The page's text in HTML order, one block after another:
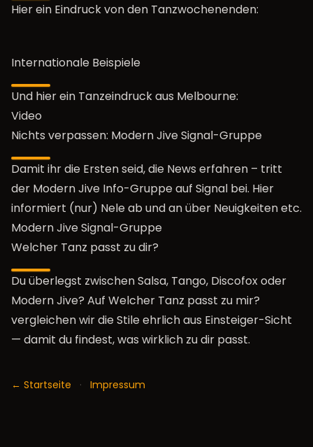
Hier ein Eindruck von den Tanzwochenenden:
Internationale Beispiele
Und hier ein Tanzeindruck aus Melbourne:
Video
Nichts verpassen: Modern Jive Signal-Gruppe
Damit ihr die Ersten seid, die News erfahren – tritt
der Modern Jive Info-Gruppe auf Signal bei. Hier
informiert (nur) Nele ab und an über Neuigkeiten etc.
Modern Jive Signal-Gruppe
Welcher Tanz passt zu dir?
Du überlegst zwischen Salsa, Tango, Discofox oder
Modern Jive? Auf Welcher Tanz passt zu mir?
vergleichen wir die Stile ehrlich aus Einsteiger-Sicht
— damit du findest, was wirklich zu dir passt.
← Startseite · Impressum